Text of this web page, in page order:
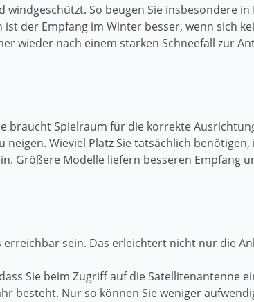
So beugen Sie insbesondere
der Empfang im Winter besser, wenn sich
wieder nach einem starken Schneefall zur
Spielraum für die korrekte
Wieviel Platz Sie tatsächlich
Größere Modelle liefern besseren Empfang
sein. Das erleichtert nicht nur die
Sie beim Zugriff auf die Satellitenantenne
besteht. Nur so können Sie weniger